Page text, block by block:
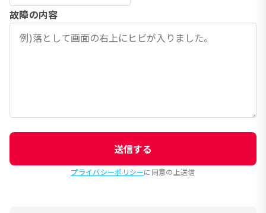
故障の内容
送信する
プライバシーポリシーに同意の上送信